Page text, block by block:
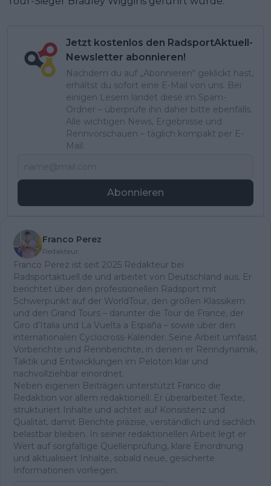
Jetzt kostenlos den RadsportAktuell-
Newsletter abonnieren!
Nachdem du auf „Abonnieren“ geklickt hast,
erhältst du sofort eine E-Mail von uns. Bei
einigen Lesern landet diese im Spam-
Ordner – überprüfe ihn daher bitte ebenfalls.
Alle wichtigen News, Ergebnisse und
Rennvorschauen – täglich kompakt per E-
Mail.
Abonnieren
Franco Perez
Redakteur
Franco Perez ist seit 2025 Redakteur bei
Radsportaktuell.de und arbeitet von Deutschland aus. Er
berichtet über den professionellen Radsport mit
Schwerpunkt auf der WorldTour, den großen Klassikern
und den Grand Tours – darunter die Tour de France, der
Giro d’Italia und La Vuelta a España – sowie über den
internationalen Cyclocross-Kalender. Seine Arbeit umfasst
Vorberichte und Rennberichte, in denen er Renndynamik,
Taktik und Entwicklungen im Peloton klar und
nachvollziehbar einordnet.
Neben eigenen Beiträgen unterstützt Franco die
Redaktion vor allem redaktionell: Er überarbeitet Texte,
strukturiert Inhalte und achtet auf Konsistenz und
Qualität, damit Berichte präzise, verständlich und sachlich
belastbar bleiben. In seiner redaktionellen Arbeit legt er
Wert auf sorgfältige Quellenprüfung, klare Einordnung
und aktualisiert Inhalte, sobald neue, gesicherte
Informationen vorliegen.